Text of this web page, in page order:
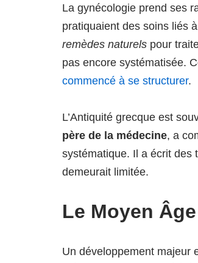
La gynécologie prend ses
pratiquaient des soins liés
remèdes naturels pour
pas encore systématisée.
commencé à se structurer.
L’Antiquité grecque est
père de la médecine, a
systématique. Il a écrit des
demeurait limitée.
Le Moyen
Un développement majeur